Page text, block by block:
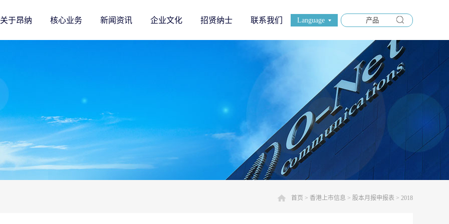
Language
关于昂纳 核心业务 新闻资讯 企业文化 招贤纳士 联系我们
首页 > 香港上市信息 > 股本月报申报表 > 2018